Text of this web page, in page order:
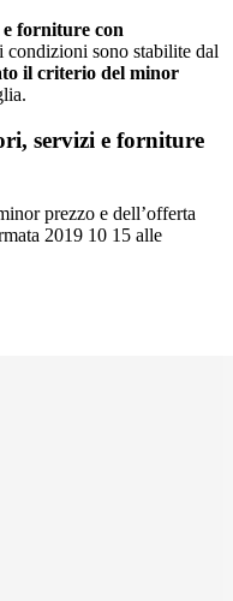
e forniture con
condizioni sono stabilite dal
il criterio del minor
servizi e forniture